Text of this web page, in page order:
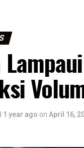
1 year ago on April 16,